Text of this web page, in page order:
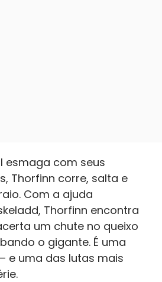
esmaga com seus
Thorfinn corre, salta e
Com a ajuda
Thorfinn encontra
um chute no queixo
o gigante. É uma
e uma das lutas mais